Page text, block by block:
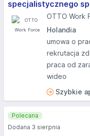
specjalistycznego
OTTO Work
Holandia
umowa o
rekrutacja
praca od
wideo
Szybkie
Polecana
Dodana 3 sierpnia